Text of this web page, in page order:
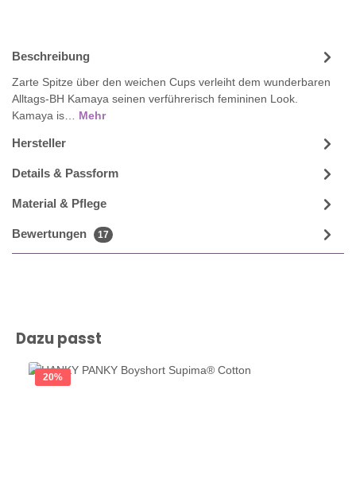
Beschreibung
Zarte Spitze über den weichen Cups verleiht dem wunderbaren
Alltags-BH Kamaya seinen verführerisch femininen Look.
Kamaya is… Mehr
Hersteller
Details & Passform
Material & Pflege
Bewertungen 17
Produktgalerie überspringen
Dazu passt
20%